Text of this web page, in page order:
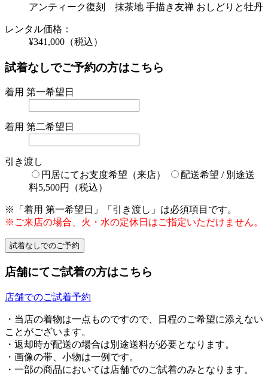
アンティーク復刻 抹茶地 手描き友禅 おしどりと牡丹
レンタル価格：
¥341,000 （税込）
試着なしでご予約の方はこちら
着用 第一希望日
着用 第二希望日
引き渡し
円居にてお支度希望（来店）
配送希望 / 別途送
料5,500円（税込）
※「着用 第一希望日」「引き渡し」は必須項目です。
※ご来店の場合、火・水の定休日はご指定いただけません。
店舗にてご試着の方はこちら
店舗でのご試着予約
・当店の着物は一点ものですので、日程のご希望に添えない
ことがございます。
・返却時が配送の場合は別途送料が必要となります。
・画像の帯、小物は一例です。
・一部の商品においては店舗でのご試着のみとなります。